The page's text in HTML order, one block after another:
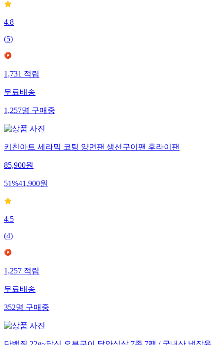
4.8
(5)
1,731 적립
무료배송
1,257명 구매중
키친아트 세라믹 코팅 양면팬 생선구이팬 후라이팬
85,900원
51%41,900원
4.5
(4)
1,257 적립
무료배송
352명 구매중